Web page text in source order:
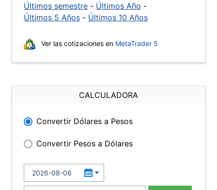
Últimos semestre - Últimos Año -
Últimos 5 Años - Últimos 10 Años
Ver las cotizaciones en MetaTrader 5
CALCULADORA
Convertir Dólares a Pesos
Convertir Pesos a Dólares